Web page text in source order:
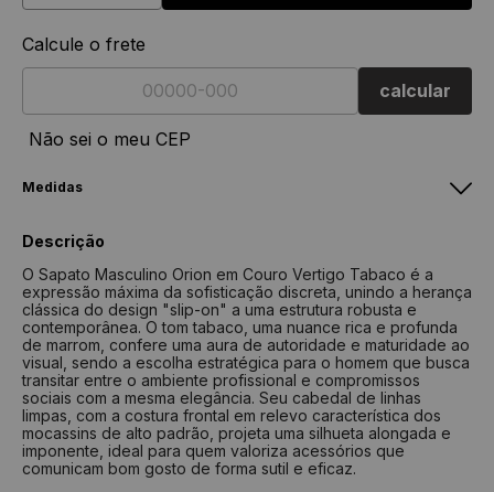
Calcule o frete
calcular
Não sei o meu CEP
Medidas
33
22 cm 37
24,6 cm
34
22,7 cm 38
25,4 cm
35
23,4 cm 39
26 cm
36
24 cm 40
26,7 cm
37
24,6 cm 41
27,4 cm
38
25,4 cm 42
28 cm
Descrição
O Sapato Masculino Orion em Couro Vertigo Tabaco é a
expressão máxima da sofisticação discreta, unindo a herança
clássica do design "slip-on" a uma estrutura robusta e
contemporânea. O tom tabaco, uma nuance rica e profunda
de marrom, confere uma aura de autoridade e maturidade ao
visual, sendo a escolha estratégica para o homem que busca
transitar entre o ambiente profissional e compromissos
sociais com a mesma elegância. Seu cabedal de linhas
limpas, com a costura frontal em relevo característica dos
mocassins de alto padrão, projeta uma silhueta alongada e
imponente, ideal para quem valoriza acessórios que
comunicam bom gosto de forma sutil e eficaz.